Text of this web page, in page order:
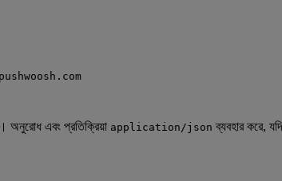
অনুরোধ এবং প্রতিক্রিয়া application/json ব্যবহার করে,